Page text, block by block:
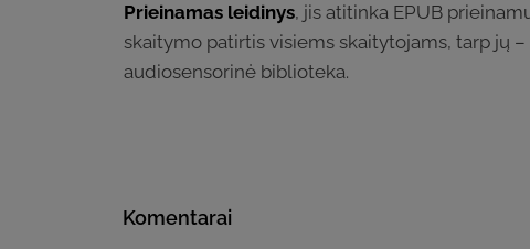
Prieinamas leidinys, jis atitinka EPUB
skaitymo patirtis visiems skaitytojams, tarp jų
audiosensorinė biblioteka.
Komentarai